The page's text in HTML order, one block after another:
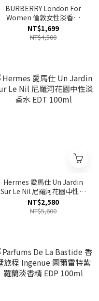
BURBERRY London For
Women 倫敦女性淡香精
EDP 100ml 新版
NT$1,699
NT$4,500
Hermes 愛馬仕 Un Jardin
Sur Le Nil 尼羅河花園中性淡
香水 EDT 100ml
NT$2,580
NT$5,600